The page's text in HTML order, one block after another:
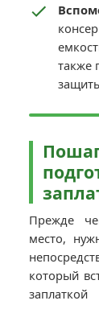
также
Прежде
место,
который